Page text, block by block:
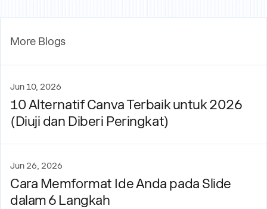
More Blogs
Jun 10, 2026
10 Alternatif Canva Terbaik untuk 2026
(Diuji dan Diberi Peringkat)
Jun 26, 2026
Cara Memformat Ide Anda pada Slide
dalam 6 Langkah